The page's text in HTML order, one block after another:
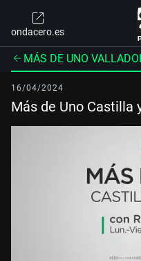
ondacero.es
MÁS DE UNO
16/04/2024
Más de Uno Castilla